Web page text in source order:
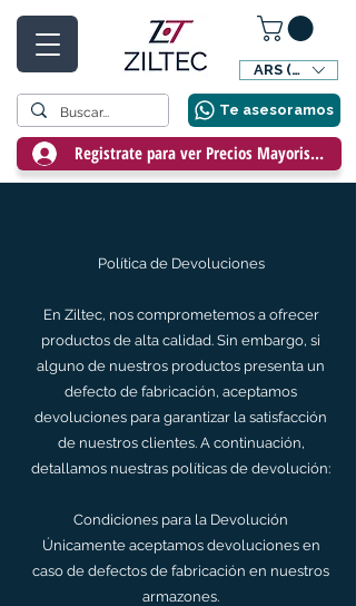
ARS ($)
Registrate para ver Precios Mayoristas
Te asesoramos
Política de Devoluciones
En Ziltec, nos comprometemos a ofrecer
productos de alta calidad. Sin embargo, si
alguno de nuestros productos presenta un
defecto de fabricación, aceptamos
devoluciones para garantizar la satisfacción
de nuestros clientes. A continuación,
detallamos nuestras políticas de devolución:
Condiciones para la Devolución
Únicamente aceptamos devoluciones en
caso de defectos de fabricación en nuestros
armazones.